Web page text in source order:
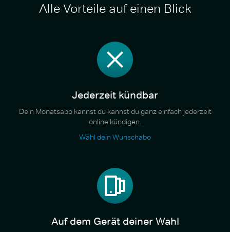
Alle Vorteile auf einen Blick
Jederzeit kündbar
Dein Monatsabo kannst du kannst du ganz einfach jederzeit
online kündigen.
Wähl dein Wunschabo
Auf dem Gerät deiner Wahl